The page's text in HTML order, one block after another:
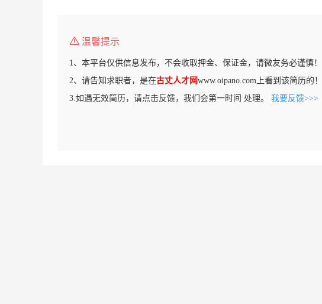
温馨提示
1、本平台仅供信息发布，不会收取押金、保证金，请微友务必谨慎！
2、请告知求职者，是在古丈人才网www.oipano.com上看到该简历的！
3.如遇无效简历，请点击反馈，我们会第一时间 处理。 我要反馈>>>